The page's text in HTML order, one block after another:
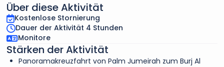
Über diese Aktivität
Kostenlose Stornierung
Dauer der Aktivität 4 Stunden
Monitore
Stärken der Aktivität
Panoramakreuzfahrt von Palm Jumeirah zum Burj Al